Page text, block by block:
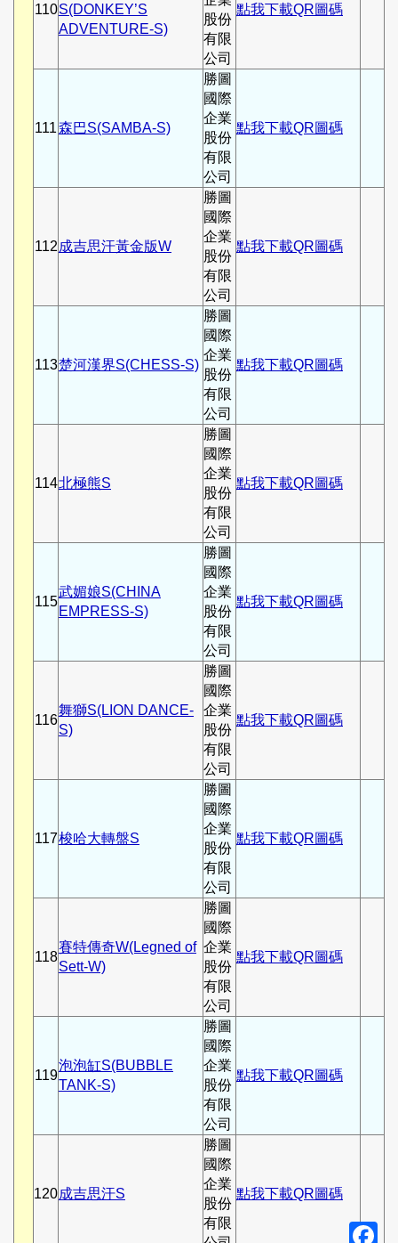
110S(DONKEY’S
ADVENTURE-S)
股份
有限
公司
點我下載QR圖碼
111森巴S(SAMBA-S)
勝圖
國際
企業
股份
有限
公司
點我下載QR圖碼
112 成吉思汗黃金版W
勝圖
國際
企業
股份
有限
公司
點我下載QR圖碼
113楚河漢界S(CHESS-S)
勝圖
國際
企業
股份
有限
公司
點我下載QR圖碼
114北極熊S
勝圖
國際
企業
股份
有限
公司
點我下載QR圖碼
115
武媚娘S(CHINA
EMPRESS-S)
勝圖
國際
企業
股份
有限
公司
點我下載QR圖碼
116
舞獅S(LION DANCE-
S)
勝圖
國際
企業
股份
有限
公司
點我下載QR圖碼
117梭哈大轉盤S
勝圖
國際
企業
股份
有限
公司
點我下載QR圖碼
118
賽特傳奇W(Legned of
Sett-W)
勝圖
國際
企業
股份
有限
公司
點我下載QR圖碼
119
泡泡缸S(BUBBLE
TANK-S)
勝圖
國際
企業
股份
有限
公司
點我下載QR圖碼
120成吉思汗S
勝圖
國際
企業
股份
有限
點我下載QR圖碼